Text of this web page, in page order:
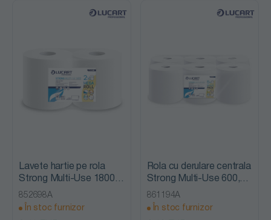
Lavete hartie pe rola
Strong Multi-Use 1800,
Lucart
852698A
În stoc furnizor
Rola cu derulare centrala
Strong Multi-Use 600,
Lucart
861194A
În stoc furnizor